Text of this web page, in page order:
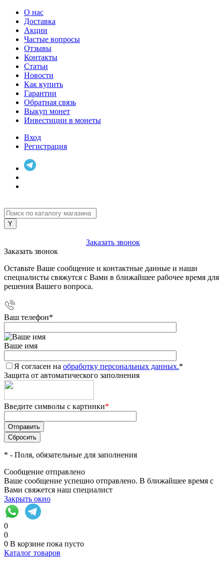
О нас
Доставка
Акции
Частые вопросы
Отзывы
Контакты
Статьи
Новости
Как купить
Гарантии
Обратная связь
Выкуп монет
Инвестиции в монеты
Вход
Регистрация
Заказать звонок
Заказать звонок
Оставьте Ваше сообщение и контактные данные и наши
специалисты свяжутся с Вами в ближайшее рабочее время для
решения Вашего вопроса.
Ваш телефон*
Ваше имя
Я согласен на обработку персональных данных.*
Защита от автоматического заполнения
Введите символы с картинки*
* - Поля, обязательные для заполнения
Сообщение отправлено
Ваше сообщение успешно отправлено. В ближайшее время с
Вами свяжется наш специалист
Закрыть окно
0
0
0 В корзине пока пусто
Каталог товаров